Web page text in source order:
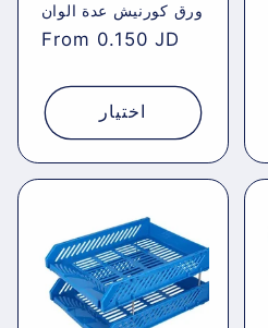
ورق كورنيش عدة الوان
Regular
From 0.150 JD
اختيار